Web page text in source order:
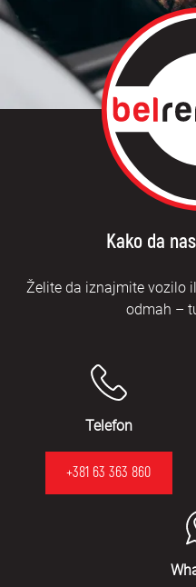
Kako da
Želite da iznajmite vozilo
odmah –
Telefon
+381 63 363 860